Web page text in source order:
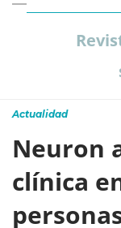
Actualidad
Neuron
clínica